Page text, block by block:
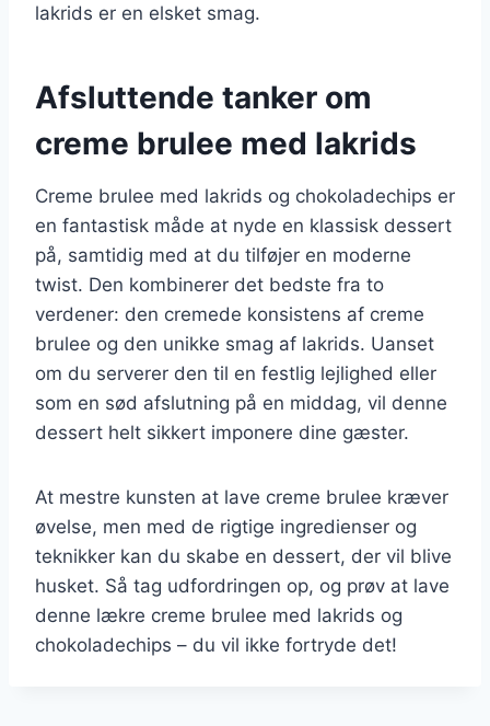
lakrids er en elsket smag.
Afsluttende tanker om
creme brulee med lakrids
Creme brulee med lakrids og chokoladechips er
en fantastisk måde at nyde en klassisk dessert
på, samtidig med at du tilføjer en moderne
twist. Den kombinerer det bedste fra to
verdener: den cremede konsistens af creme
brulee og den unikke smag af lakrids. Uanset
om du serverer den til en festlig lejlighed eller
som en sød afslutning på en middag, vil denne
dessert helt sikkert imponere dine gæster.
At mestre kunsten at lave creme brulee kræver
øvelse, men med de rigtige ingredienser og
teknikker kan du skabe en dessert, der vil blive
husket. Så tag udfordringen op, og prøv at lave
denne lækre creme brulee med lakrids og
chokoladechips – du vil ikke fortryde det!